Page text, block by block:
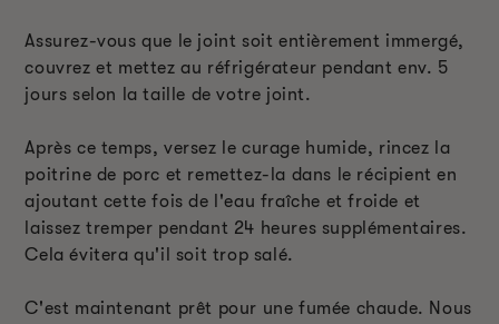
Assurez-vous que le joint soit entièrement immergé,
couvrez et mettez au réfrigérateur pendant env. 5
jours selon la taille de votre joint.
Après ce temps, versez le curage humide, rincez la
poitrine de porc et remettez-la dans le récipient en
ajoutant cette fois de l'eau fraîche et froide et
laissez tremper pendant 24 heures supplémentaires.
Cela évitera qu'il soit trop salé.
C'est maintenant prêt pour une fumée chaude. Nous